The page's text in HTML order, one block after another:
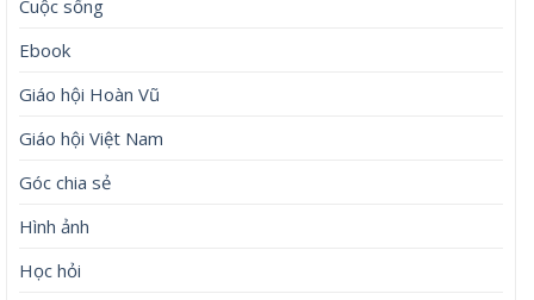
Cuộc sống
Ebook
Giáo hội Hoàn Vũ
Giáo hội Việt Nam
Góc chia sẻ
Hình ảnh
Học hỏi